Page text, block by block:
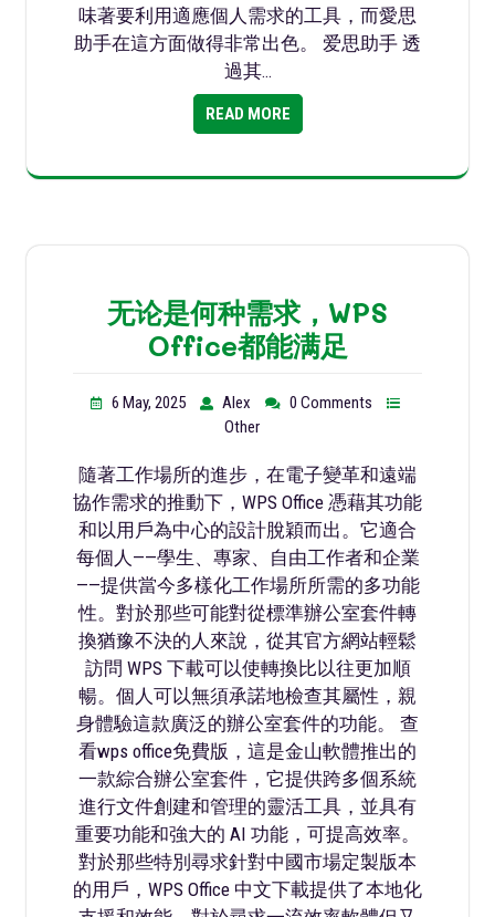
味著要利用適應個人需求的工具，而愛思
助手在這方面做得非常出色。 爱思助手 透
過其…
READ MORE
无论是何种需求，WPS
Office都能满足
6 May, 2025 Alex
0 Comments
Other
隨著工作場所的進步，在電子變革和遠端
協作需求的推動下，WPS Office 憑藉其功能
和以用戶為中心的設計脫穎而出。它適合
每個人——學生、專家、自由工作者和企業
——提供當今多樣化工作場所所需的多功能
性。對於那些可能對從標準辦公室套件轉
換猶豫不決的人來說，從其官方網站輕鬆
訪問 WPS 下載可以使轉換比以往更加順
暢。個人可以無須承諾地檢查其屬性，親
身體驗這款廣泛的辦公室套件的功能。 查
看wps office免費版，這是金山軟體推出的
一款綜合辦公室套件，它提供跨多個系統
進行文件創建和管理的靈活工具，並具有
重要功能和強大的 AI 功能，可提高效率。
對於那些特別尋求針對中國市場定製版本
的用戶，WPS Office 中文下載提供了本地化